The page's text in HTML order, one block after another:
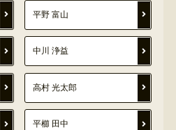
平野 富山
中川 浄益
高村 光太郎
平櫛 田中